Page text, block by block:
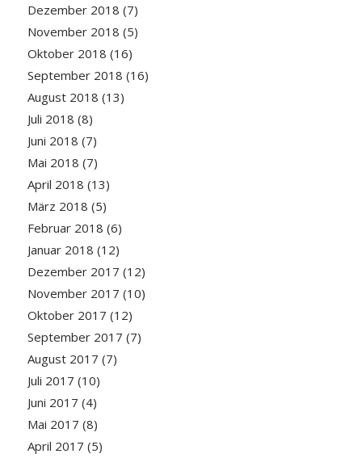
Dezember 2018 (7)
November 2018 (5)
Oktober 2018 (16)
September 2018 (16)
August 2018 (13)
Juli 2018 (8)
Juni 2018 (7)
Mai 2018 (7)
April 2018 (13)
März 2018 (5)
Februar 2018 (6)
Januar 2018 (12)
Dezember 2017 (12)
November 2017 (10)
Oktober 2017 (12)
September 2017 (7)
August 2017 (7)
Juli 2017 (10)
Juni 2017 (4)
Mai 2017 (8)
April 2017 (5)